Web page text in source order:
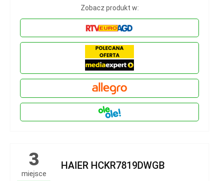
Zobacz produkt w:
3
miejsce
HAIER HCKR7819DWGB